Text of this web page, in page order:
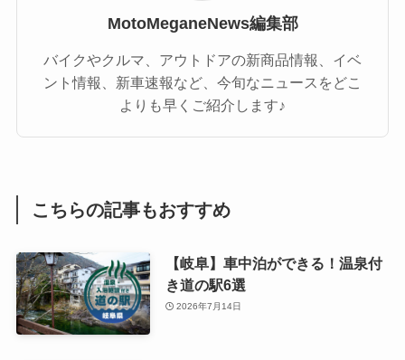
MotoMeganeNews編集部
バイクやクルマ、アウトドアの新商品情報、イベ
ント情報、新車速報など、今旬なニュースをどこ
よりも早くご紹介します♪
こちらの記事もおすすめ
【岐阜】車中泊ができる！温泉付
き道の駅6選
2026年7月14日